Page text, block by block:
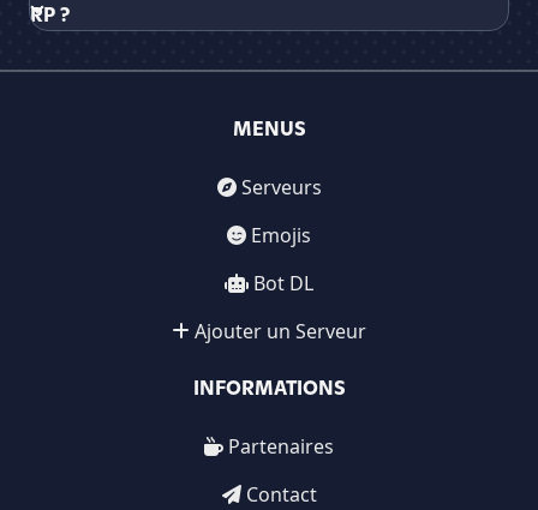
RP ?
MENUS
Serveurs
Emojis
Bot DL
Ajouter un Serveur
INFORMATIONS
Partenaires
Contact